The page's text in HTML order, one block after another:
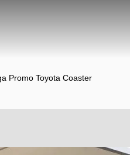
Promo Toyota Coaster